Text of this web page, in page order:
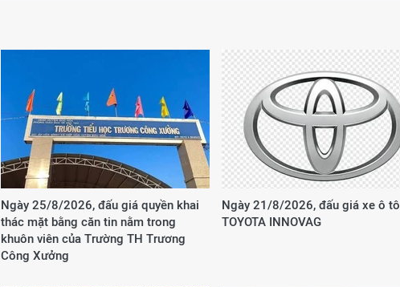
Ngày 25/8/2026, đấu giá quyền khai
thác mặt bằng căn tin nằm trong
khuôn viên của Trường TH Trương
Công Xưởng
Ngày 21/8/2026, đấu giá xe ô tô
TOYOTA INNOVAG